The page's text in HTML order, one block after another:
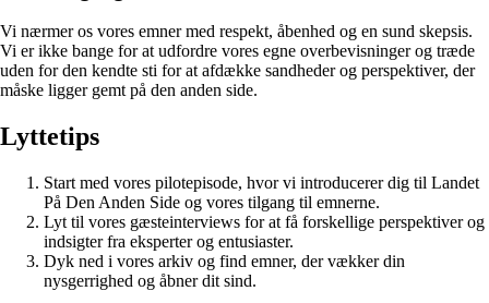
Vi nærmer os vores emner med respekt, åbenhed og en sund skepsis.
Vi er ikke bange for at udfordre vores egne overbevisninger og træde
uden for den kendte sti for at afdække sandheder og perspektiver, der
måske ligger gemt på den anden side.
Lyttetips
Start med vores pilotepisode, hvor vi introducerer dig til Landet
På Den Anden Side og vores tilgang til emnerne.
Lyt til vores gæsteinterviews for at få forskellige perspektiver og
indsigter fra eksperter og entusiaster.
Dyk ned i vores arkiv og find emner, der vækker din
nysgerrighed og åbner dit sind.